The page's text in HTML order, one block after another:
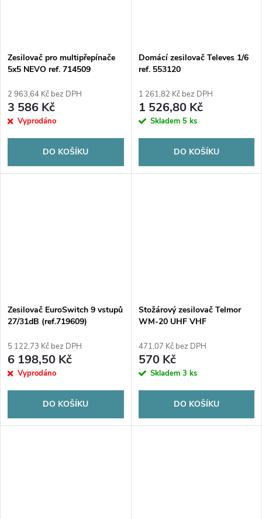
Zesilovač pro multipřepínače
5x5 NEVO ref. 714509
2 963,64 Kč bez DPH
3 586 Kč
Vyprodáno
DO KOŠÍKU
Domácí zesilovač Televes 1/6
ref. 553120
1 261,82 Kč bez DPH
1 526,80 Kč
Skladem 5 ks
DO KOŠÍKU
Zesilovač EuroSwitch 9 vstupů
27/31dB (ref.719609)
5 122,73 Kč bez DPH
6 198,50 Kč
Vyprodáno
DO KOŠÍKU
Stožárový zesilovač Telmor
WM-20 UHF VHF
471,07 Kč bez DPH
570 Kč
Skladem 3 ks
DO KOŠÍKU